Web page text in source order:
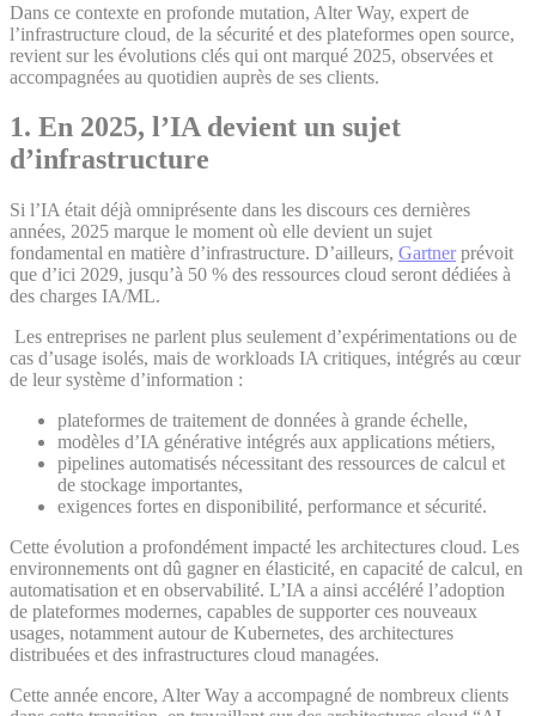
Dans ce contexte en profonde mutation, Alter Way, expert de
l’infrastructure cloud, de la sécurité et des plateformes open source,
revient sur les évolutions clés qui ont marqué 2025, observées et
accompagnées au quotidien auprès de ses clients.
1. En 2025, l’IA devient un sujet
d’infrastructure
Si l’IA était déjà omniprésente dans les discours ces dernières
années, 2025 marque le moment où elle devient un sujet
fondamental en matière d’infrastructure. D’ailleurs, Gartner prévoit
que d’ici 2029, jusqu’à 50 % des ressources cloud seront dédiées à
des charges IA/ML.
Les entreprises ne parlent plus seulement d’expérimentations ou de
cas d’usage isolés, mais de workloads IA critiques, intégrés au cœur
de leur système d’information :
plateformes de traitement de données à grande échelle,
modèles d’IA générative intégrés aux applications métiers,
pipelines automatisés nécessitant des ressources de calcul et
de stockage importantes,
exigences fortes en disponibilité, performance et sécurité.
Cette évolution a profondément impacté les architectures cloud. Les
environnements ont dû gagner en élasticité, en capacité de calcul, en
automatisation et en observabilité. L’IA a ainsi accéléré l’adoption
de plateformes modernes, capables de supporter ces nouveaux
usages, notamment autour de Kubernetes, des architectures
distribuées et des infrastructures cloud managées.
Cette année encore, Alter Way a accompagné de nombreux clients